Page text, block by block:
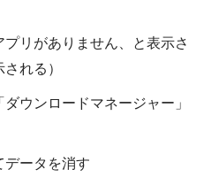
プリがありません、と表示さ
れる）
ウンロードマネージャー」
データを消す